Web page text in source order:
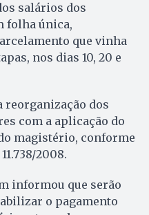
salários dos
folha única,
que vinha
nos dias 10, 20 e
reorganização dos
com a aplicação do
magistério, conforme
2008.
informou que serão
o pagamento